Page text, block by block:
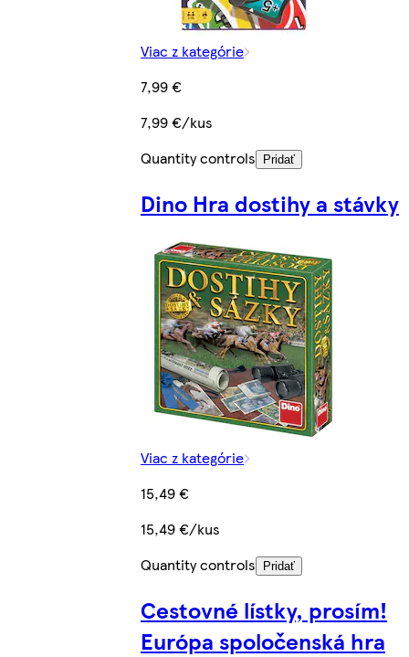
Viac z kategórie
7,99 €
7,99 €/kus
Quantity controls
Pridať
Dino Hra dostihy a stávky
Viac z kategórie
15,49 €
15,49 €/kus
Quantity controls
Pridať
Cestovné lístky, prosím!
Európa spoločenská hra